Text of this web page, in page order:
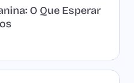
O Que Esperar